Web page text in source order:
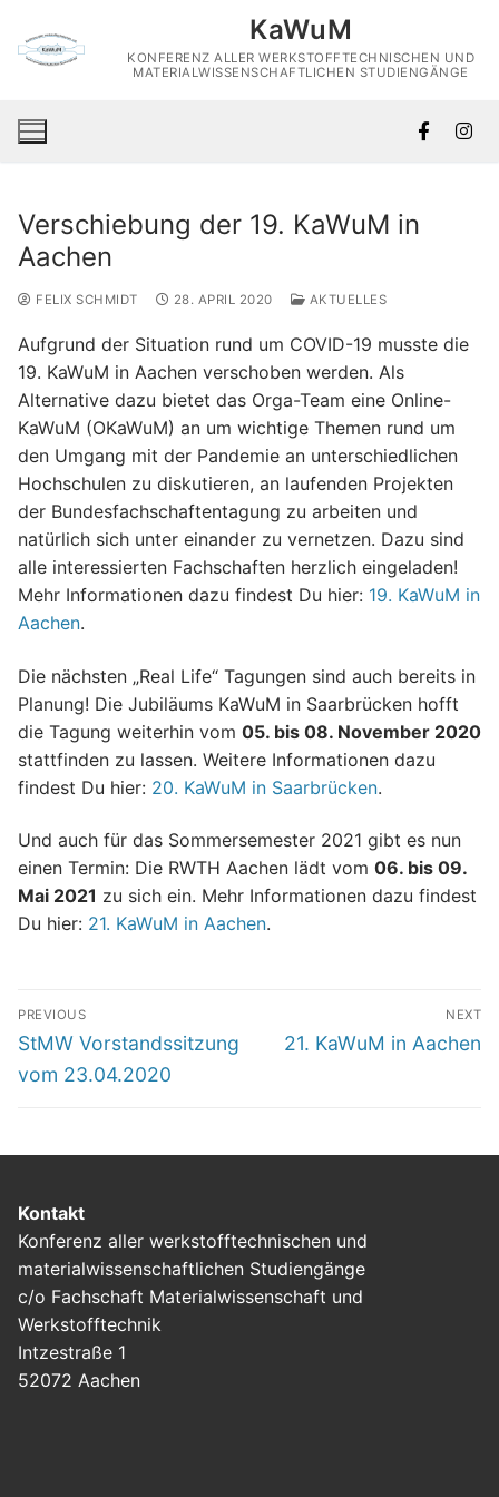
content
KaWuM
KONFERENZ ALLER WERKSTOFFTECHNISCHEN UND
MATERIALWISSENSCHAFTLICHEN STUDIENGÄNGE
Verschiebung der 19. KaWuM in
Aachen
FELIX SCHMIDT 28. APRIL 2020 AKTUELLES
Aufgrund der Situation rund um COVID-19 musste die
19. KaWuM in Aachen verschoben werden. Als
Alternative dazu bietet das Orga-Team eine Online-
KaWuM (OKaWuM) an um wichtige Themen rund um
den Umgang mit der Pandemie an unterschiedlichen
Hochschulen zu diskutieren, an laufenden Projekten
der Bundesfachschaftentagung zu arbeiten und
natürlich sich unter einander zu vernetzen. Dazu sind
alle interessierten Fachschaften herzlich eingeladen!
Mehr Informationen dazu findest Du hier: 19. KaWuM in
Aachen.
Die nächsten „Real Life“ Tagungen sind auch bereits in
Planung! Die Jubiläums KaWuM in Saarbrücken hofft
die Tagung weiterhin vom 05. bis 08. November 2020
stattfinden zu lassen. Weitere Informationen dazu
findest Du hier: 20. KaWuM in Saarbrücken.
Und auch für das Sommersemester 2021 gibt es nun
einen Termin: Die RWTH Aachen lädt vom 06. bis 09.
Mai 2021 zu sich ein. Mehr Informationen dazu findest
Du hier: 21. KaWuM in Aachen.
Beitragsnavigation
PREVIOUS
Previous
post:
StMW Vorstandssitzung
vom 23.04.2020
NEXT
Next
21. KaWuM in Aachen
Kontakt
Konferenz aller werkstofftechnischen und
materialwissenschaftlichen Studiengänge
c/o Fachschaft Materialwissenschaft und
Werkstofftechnik
Intzestraße 1
52072 Aachen